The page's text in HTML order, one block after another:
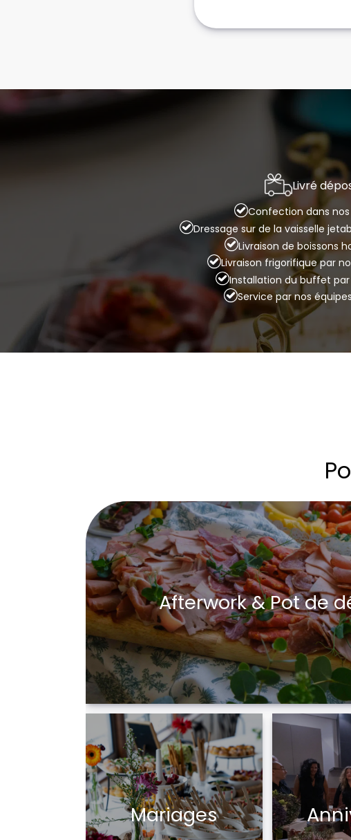
Livré
Confection dans nos
Dressage sur de la vaisselle
Livraison de boissons
Livraison frigorifique par
Installation du buffet par
Service par nos
Afterwork & Pot de
Mariages